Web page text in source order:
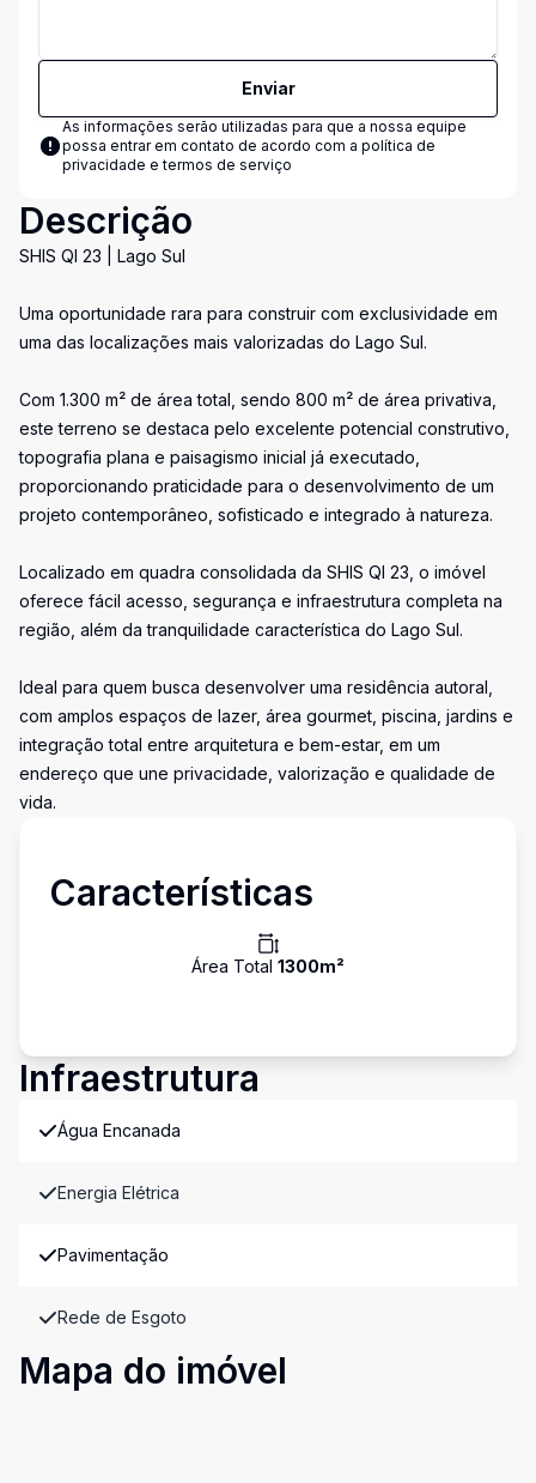
Enviar
As informações serão utilizadas para que a nossa equipe
possa entrar em contato de acordo com a política de
privacidade e termos de serviço
Descrição
SHIS QI 23 | Lago Sul
Uma oportunidade rara para construir com exclusividade em
uma das localizações mais valorizadas do Lago Sul.
Com 1.300 m² de área total, sendo 800 m² de área privativa,
este terreno se destaca pelo excelente potencial construtivo,
topografia plana e paisagismo inicial já executado,
proporcionando praticidade para o desenvolvimento de um
projeto contemporâneo, sofisticado e integrado à natureza.
Localizado em quadra consolidada da SHIS QI 23, o imóvel
oferece fácil acesso, segurança e infraestrutura completa na
região, além da tranquilidade característica do Lago Sul.
Ideal para quem busca desenvolver uma residência autoral,
com amplos espaços de lazer, área gourmet, piscina, jardins e
integração total entre arquitetura e bem-estar, em um
endereço que une privacidade, valorização e qualidade de
vida.
Características
Área Total 1300m²
Infraestrutura
Água Encanada
Energia Elétrica
Pavimentação
Rede de Esgoto
Mapa do imóvel